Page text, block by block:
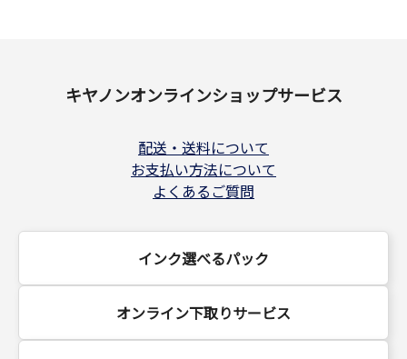
キヤノンオンラインショップサービス
配送・送料について
お支払い方法について
よくあるご質問
インク選べるパック
オンライン下取りサービス